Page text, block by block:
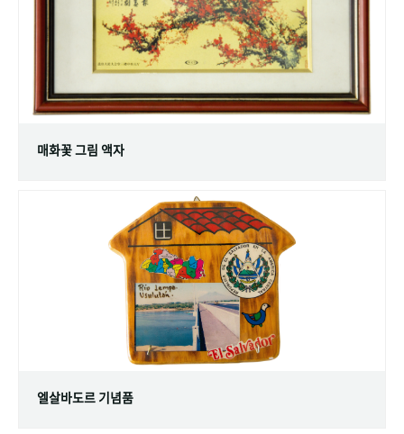
매화꽃 그림 액자
엘살바도르 기념품